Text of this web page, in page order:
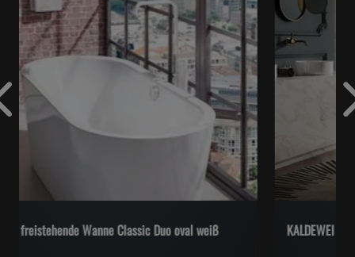
KALDEWEI freistehende Wanne Oyo Duo